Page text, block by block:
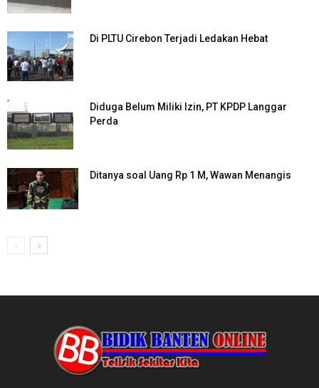
Di PLTU Cirebon Terjadi Ledakan Hebat
Diduga Belum Miliki Izin, PT KPDP Langgar
Perda
Ditanya soal Uang Rp 1 M, Wawan Menangis